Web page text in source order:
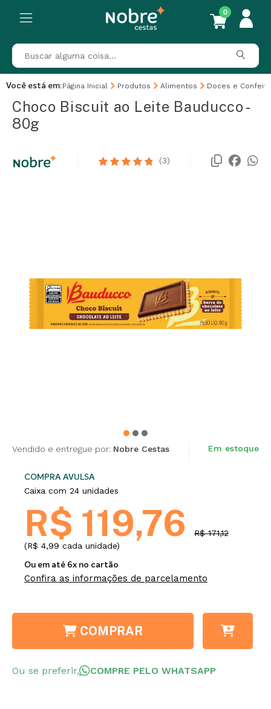
0
Você está em:Página Inicial Produtos Alimentos Doces e
Choco Biscuit ao Leite Bauducco -
80g
(3)
Vendido e entregue por: Nobre Cestas Em estoque
COMPRA AVULSA
Caixa com 24 unidades
R$ 119,76
R$ 171,12
(R$ 4,99 cada unidade)
Ou em até 6x no cartão
Confira as informações de parcelamento
COMPRAR
Ou se preferir, COMPRE PELO WHATSAPP